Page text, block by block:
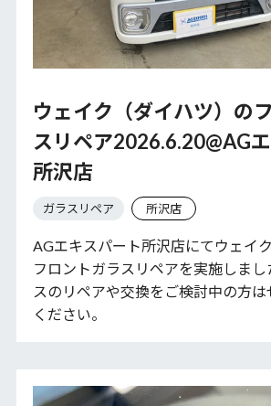
ウェイク（ダイハツ）の
スリペア2026.6.20@AG
所沢店
ガラスリペア 所沢店
AGエキスパート所沢店にてウェイ
フロントガラスリペアを実施しまし
スのリペアや交換をご検討中の方
ください。